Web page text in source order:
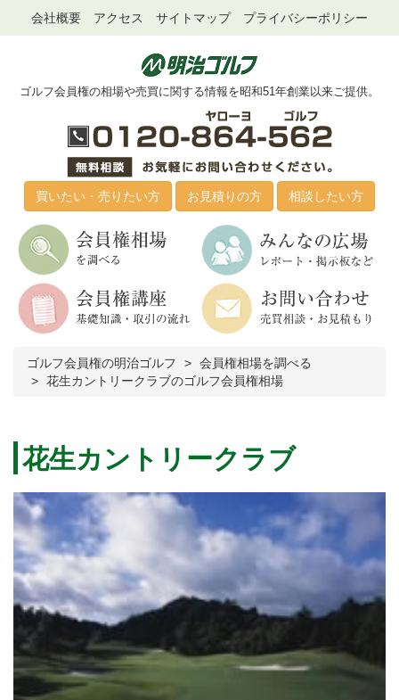
会社概要 アクセス サイトマップ プライバシーポリシー
ゴルフ会員権の相場や売買に関する情報を昭和51年創業以来ご提供。
買いたい・売りたい方 お見積りの方 相談したい方
ゴルフ会員権の明治ゴルフ
会員権相場を調べる
花生カントリークラブのゴルフ会員権相場
花生カントリークラブ